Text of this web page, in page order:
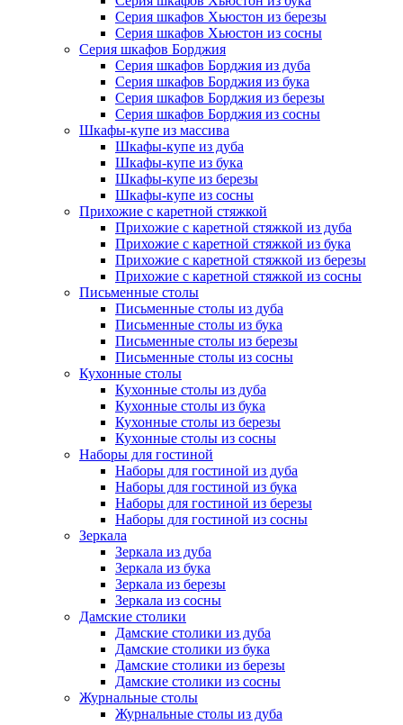
Серия шкафов Хьюстон из березы
Серия шкафов Хьюстон из сосны
Серия шкафов Борджия
Серия шкафов Борджия из дуба
Серия шкафов Борджия из бука
Серия шкафов Борджия из березы
Серия шкафов Борджия из сосны
Шкафы-купе из массива
Шкафы-купе из дуба
Шкафы-купе из бука
Шкафы-купе из березы
Шкафы-купе из сосны
Прихожие с каретной стяжкой
Прихожие с каретной стяжкой из дуба
Прихожие с каретной стяжкой из бука
Прихожие с каретной стяжкой из березы
Прихожие с каретной стяжкой из сосны
Письменные столы
Письменные столы из дуба
Письменные столы из бука
Письменные столы из березы
Письменные столы из сосны
Кухонные столы
Кухонные столы из дуба
Кухонные столы из бука
Кухонные столы из березы
Кухонные столы из сосны
Наборы для гостиной
Наборы для гостиной из дуба
Наборы для гостиной из бука
Наборы для гостиной из березы
Наборы для гостиной из сосны
Зеркала
Зеркала из дуба
Зеркала из бука
Зеркала из березы
Зеркала из сосны
Дамские столики
Дамские столики из дуба
Дамские столики из бука
Дамские столики из березы
Дамские столики из сосны
Журнальные столы
Журнальные столы из дуба